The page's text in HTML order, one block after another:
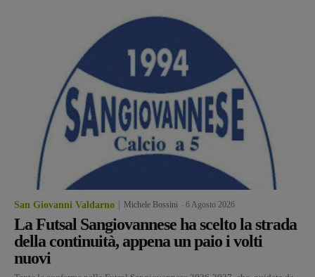
San Giovanni Valdarno Michele Bossini 6 Agosto 2026
La Futsal Sangiovannese ha scelto la strada
della continuità, appena un paio i volti
nuovi